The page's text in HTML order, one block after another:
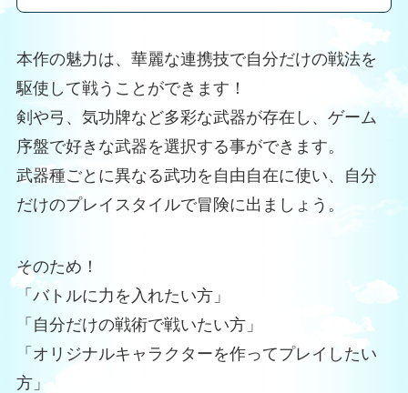
本作の魅力は、華麗な連携技で自分だけの戦法を
駆使して戦うことができます！
剣や弓、気功牌など多彩な武器が存在し、ゲーム
序盤で好きな武器を選択する事ができます。
武器種ごとに異なる武功を自由自在に使い、自分
だけのプレイスタイルで冒険に出ましょう。
そのため！
「バトルに力を入れたい方」
「自分だけの戦術で戦いたい方」
「オリジナルキャラクターを作ってプレイしたい
方」